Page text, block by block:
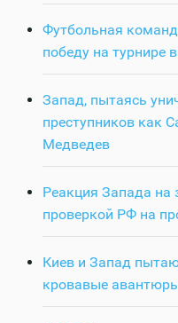
Футбольная
победу на турнире
Запад, пытаясь
преступников как
Медведев
Реакция Запада
проверкой РФ на
Киев и Запад
кровавые